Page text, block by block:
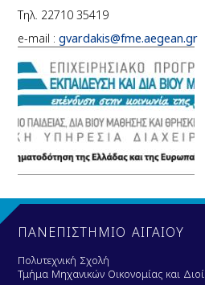
Τηλ. 22710 35419
e-mail :gvardakis@fme.aegean.gr
ΠΑΝΕΠΙΣΤΗΜΙΟ ΑΙΓΑΙΟΥ
Πολυτεχνική Σχολή
Τμήμα Μηχανικών Οικονομίας και